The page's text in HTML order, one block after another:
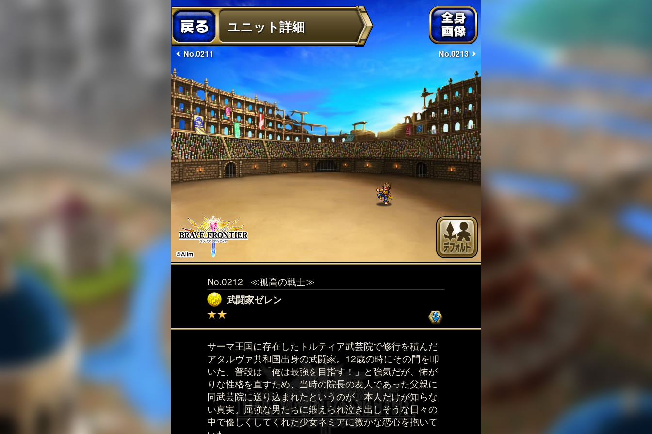
ユニット詳細
No.0211 No.0213
No.0212 ≪孤高の戦士≫
武闘家ゼレン
サーマ王国に存在したトルティア武芸院で修行を積んだ
アタルヴァ共和国出身の武闘家。12歳の時にその門を叩
いた。普段は「俺は最強を目指す！」と強気だが、怖が
りな性格を直すため、当時の院長の友人であった父親に
同武芸院に送り込まれたというのが、本人だけが知らな
い真実。屈強な男たちに鍛えられ泣き出しそうな日々の
中で優しくしてくれた少女ネミアに微かな恋心を抱いて